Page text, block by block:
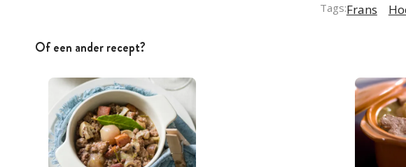
Tags:Frans
Of een ander recept?